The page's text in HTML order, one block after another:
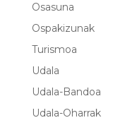
Osasuna
Ospakizunak
Turismoa
Udala
Udala-Bandoa
Udala-Oharrak